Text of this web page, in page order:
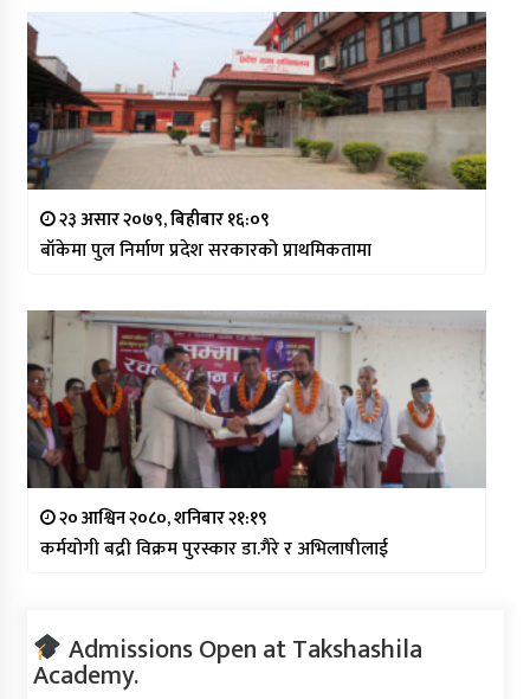
२३ असार २०७९, बिहीबार १६:०९
बाँकेमा पुल निर्माण प्रदेश सरकारको प्राथमिकतामा
२० आश्विन २०८०, शनिबार २१:१९
कर्मयोगी बद्री विक्रम पुरस्कार डा.गैरे र अभिलाषीलाई
Admissions Open at Takshashila
Academy.